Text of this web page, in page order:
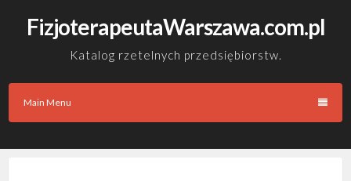
FizjoterapeutaWarszawa.com.pl
Katalog rzetelnych przedsiębiorstw.
Main Menu